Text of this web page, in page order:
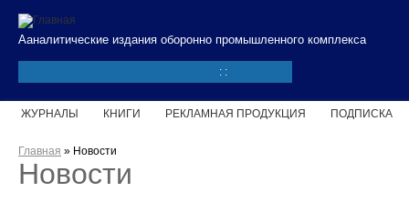
Ааналитические издания оборонно промышленного комплекса
: :
ЖУРНАЛЫ КНИГИ РЕКЛАМНАЯ ПРОДУКЦИЯ ПОДПИСКА
Вы здесь
Главная » Новости
Новости